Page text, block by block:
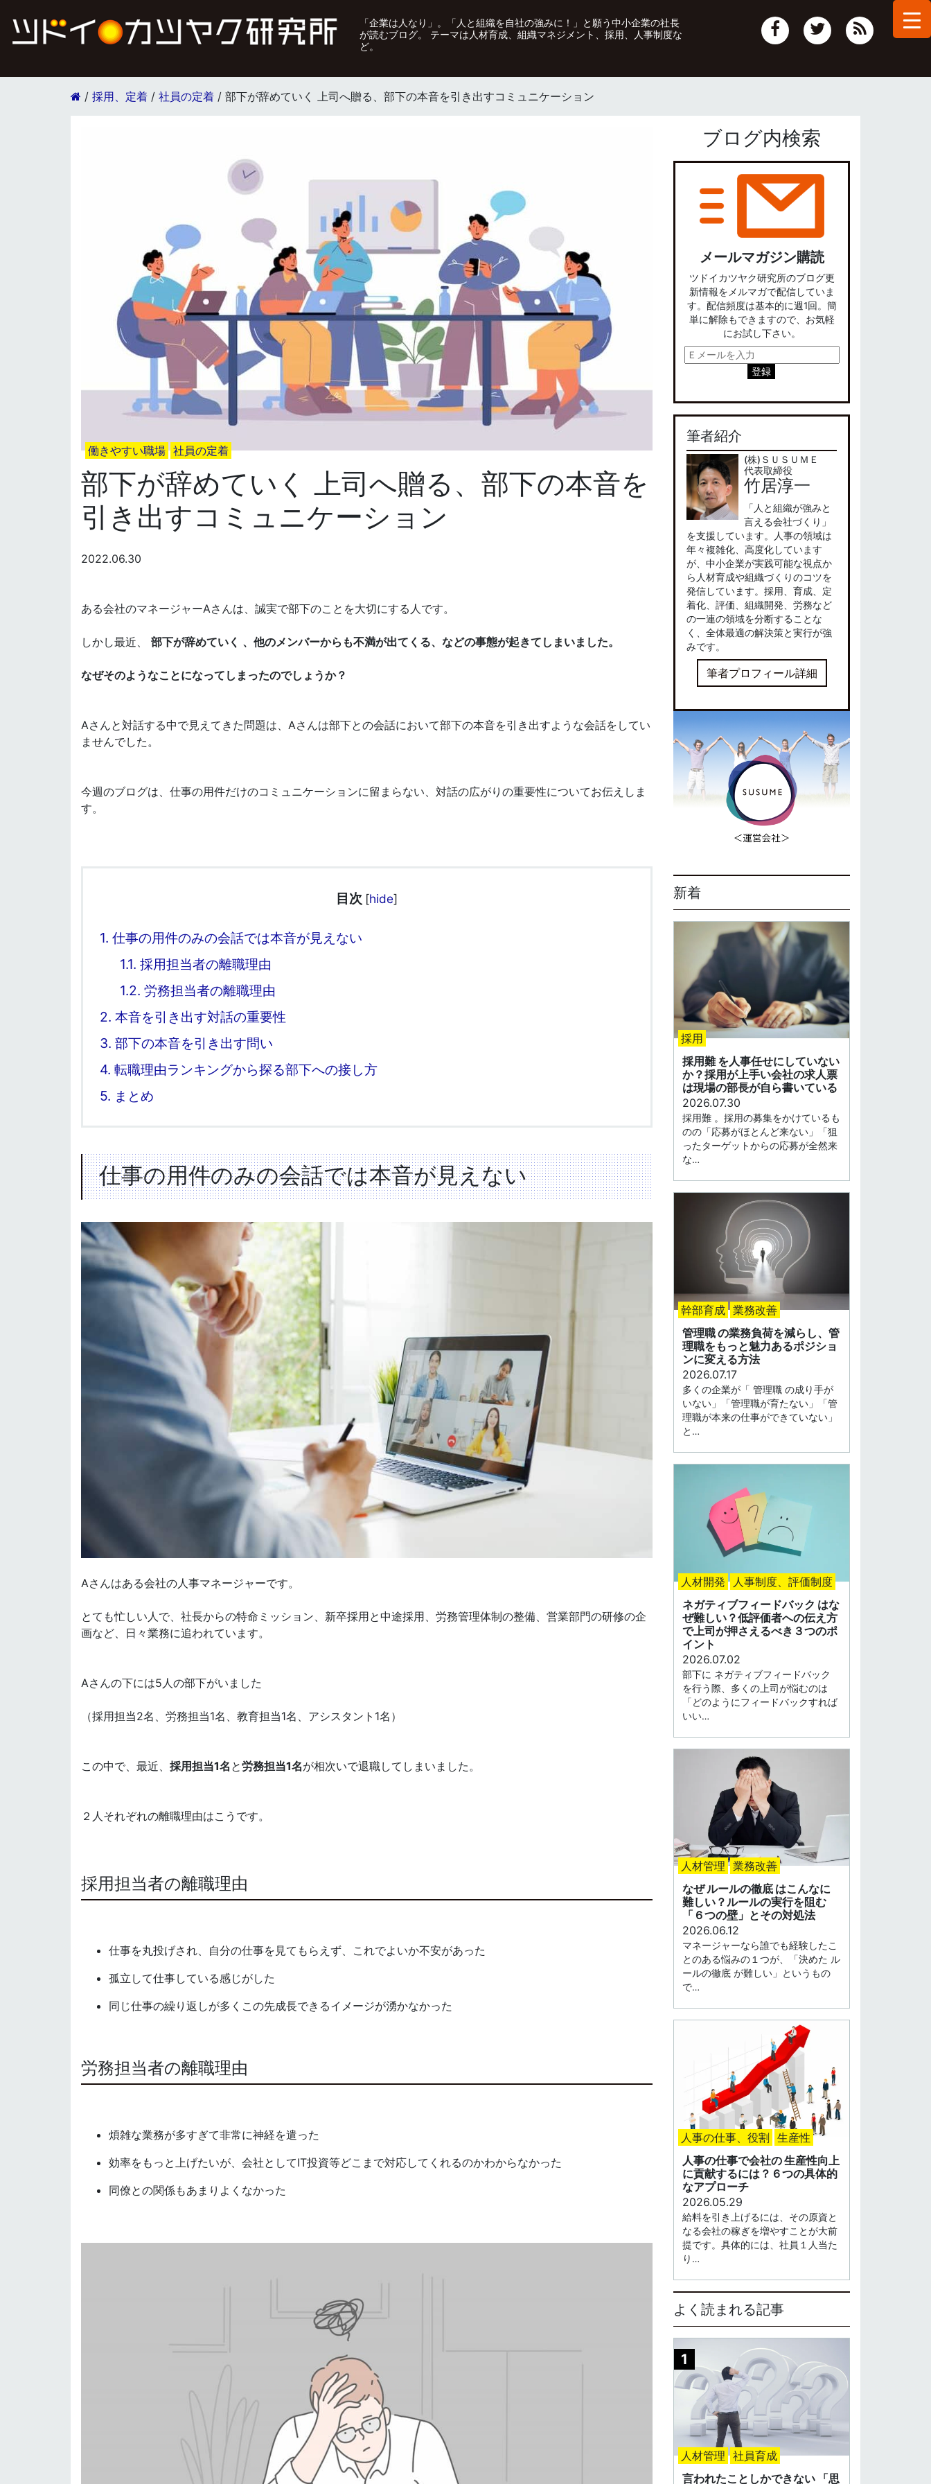
「企業は人なり」。「人と組織を自社の強みに！」と願う中小企業の社長
が読むブログ。 テーマは人材育成、組織マネジメント、採用、人事制度な
ど。
/ 採用、定着 / 社員の定着 / 部下が辞めていく 上司へ贈る、部下の本音を引き出すコミュニケーション
働きやすい職場 社員の定着
部下が辞めていく 上司へ贈る、部下の本音を
引き出すコミュニケーション
2022.06.30
ある会社のマネージャーAさんは、誠実で部下のことを大切にする人です。
しかし最近、 部下が辞めていく 、他のメンバーからも不満が出てくる、などの事態が起きてしまいました。
なぜそのようなことになってしまったのでしょうか？
Aさんと対話する中で見えてきた問題は、Aさんは部下との会話において部下の本音を引き出すような会話をしてい
ませんでした。
今週のブログは、仕事の用件だけのコミュニケーションに留まらない、対話の広がりの重要性についてお伝えしま
す。
目次 [hide]
1. 仕事の用件のみの会話では本音が見えない
1.1. 採用担当者の離職理由
1.2. 労務担当者の離職理由
2. 本音を引き出す対話の重要性
3. 部下の本音を引き出す問い
4. 転職理由ランキングから探る部下への接し方
5. まとめ
仕事の用件のみの会話では本音が見えない
Aさんはある会社の人事マネージャーです。
とても忙しい人で、社長からの特命ミッション、新卒採用と中途採用、労務管理体制の整備、営業部門の研修の企
画など、日々業務に追われています。
Aさんの下には5人の部下がいました
（採用担当2名、労務担当1名、教育担当1名、アシスタント1名）
この中で、最近、 採用担当1名 と労務担当1名が相次いで退職してしまいました。
２人それぞれの離職理由はこうです。
採用担当者の離職理由
仕事を丸投げされ、自分の仕事を見てもらえず、これでよいか不安があった
孤立して仕事している感じがした
同じ仕事の繰り返しが多くこの先成長できるイメージが湧かなかった
労務担当者の離職理由
煩雑な業務が多すぎて非常に神経を遣った
効率をもっと上げたいが、会社としてIT投資等どこまで対応してくれるのかわからなかった
同僚との関係もあまりよくなかった
ブログ内検索
メールマガジン購読
ツドイカツヤク研究所のブログ更
新情報をメルマガで配信していま
す。配信頻度は基本的に週1回。簡
単に解除もできますので、お気軽
にお試し下さい。
筆者紹介
(株)ＳＵＳＵＭＥ
代表取締役
竹居淳一
「人と組織が強みと
言える会社づくり」
を支援しています。人事の領域は
年々複雑化、高度化しています
が、中小企業が実践可能な視点か
ら人材育成や組織づくりのコツを
発信しています。採用、育成、定
着化、評価、組織開発、労務など
の一連の領域を分断することな
く、全体最適の解決策と実行が強
みです。
筆者プロフィール詳細
新着
採用
採用難 を人事任せにしていない
か？採用が上手い会社の求人票
は現場の部長が自ら書いている
2026.07.30
採用難 。採用の募集をかけているも
のの「応募がほとんど来ない」「狙
ったターゲットからの応募が全然来
な…
幹部育成 業務改善
管理職 の業務負荷を減らし、管
理職をもっと魅力あるポジショ
ンに変える方法
2026.07.17
多くの企業が「 管理職 の成り手が
いない」「管理職が育たない」「管
理職が本来の仕事ができていない」
と…
人材開発
人事制度、評価制度
ネガティブフィードバック はな
ぜ難しい？低評価者への伝え方
で上司が押さえるべき３つのポ
イント
2026.07.02
部下に ネガティブフィードバック
を行う際、多くの上司が悩むのは
「どのようにフィードバックすれば
いい…
人材管理 業務改善
なぜ ルールの徹底 はこんなに
難しい？ルールの実行を阻む
「６つの壁」とその対処法
2026.06.12
マネージャーなら誰でも経験したこ
とのある悩みの１つが、「決めた ル
ールの徹底 が難しい」というもの
で…
人事の仕事、役割 生産性
人事の仕事で会社の 生産性向上
に貢献するには？６つの具体的
なアプローチ
2026.05.29
給料を引き上げるには、その原資と
なる会社の稼ぎを増やすことが大前
提です。具体的には、社員１人当た
り…
よく読まれる記事
人材管理 社員育成
言われたことしかできない 「思